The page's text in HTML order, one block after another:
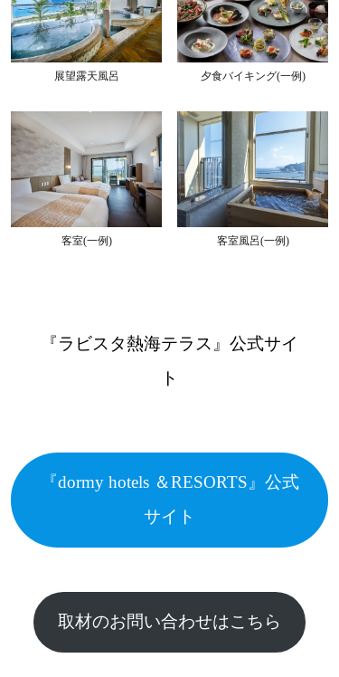
展望露天風呂 夕食バイキング(一例)
客室(一例) 客室風呂(一例)
『ラビスタ熱海テラス』公式サイ
ト
『dormy hotels ＆RESORTS』公式
サイト
取材のお問い合わせはこちら